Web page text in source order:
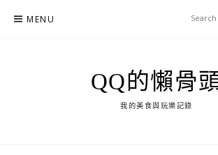
MENU
QQ的懶骨
我的美食與玩樂記錄